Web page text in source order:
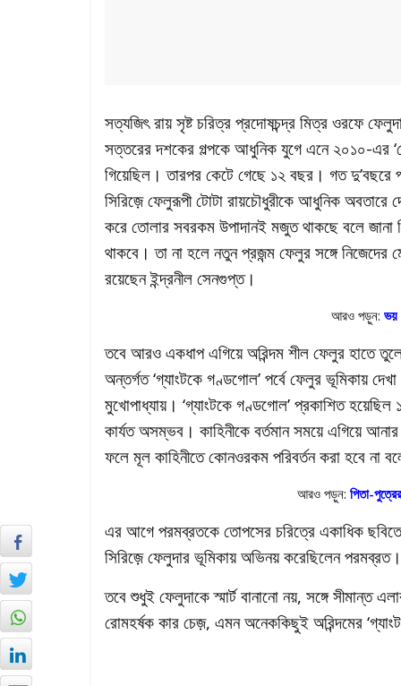
সত্যজিৎ রায় সৃষ্ট চরিত্র প্রদোষচন্দ্র মিত্র ওরফে
সত্তরের দশকের গল্পকে আধুনিক যুগে এনে ২০১০-এর
গিয়েছিল। তারপর কেটে গেছে ১২ বছর। গত দু’বছরে
সিরিজ়ে ফেলুরূপী টোটা রায়চৌধুরীকে আধুনিক অবতারে
করে তোলার সবরকম উপাদানই মজুত থাকছে বলে জানা
থাকবে। তা না হলে নতুন প্রজন্ম ফেলুর সঙ্গে নিজেদের
রয়েছেন ইন্দ্রনীল সেনগুপ্ত।
আরও পড়ুন: ভয়
তবে আরও একধাপ এগিয়ে অরিন্দম শীল ফেলুর হাতে তুলে
অন্তর্গত ‘গ্যাংটকে গণ্ডগোল’ পর্বে ফেলুর ভূমিকায়
মুখোপাধ্যায়। ‘গ্যাংটকে গণ্ডগোল’ প্রকাশিত
কার্যত অসম্ভব। কাহিনীকে বর্তমান সময়ে এগিয়ে
ফলে মূল কাহিনীতে কোনওরকম পরিবর্তন করা হবে না
আরও পড়ুন: পিতা-
এর আগে পরমব্রতকে তোপসের চরিত্রে একাধিক ছবিতে
সিরিজ়ে ফেলুদার ভূমিকায় অভিনয় করেছিলেন পরমব্রত।
তবে শুধুই ফেলুদাকে স্মার্ট বানানো নয়, সঙ্গে সীমান্ত
রোমহর্ষক কার চেজ়, এমন অনেককিছুই অরিন্দমের